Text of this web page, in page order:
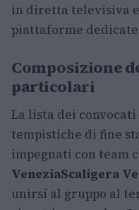
in diretta televisiva
piattaforme
Composizione
particolari
La lista dei
tempistiche di fine
impegnati con team
VeneziaScaligera
unirsi al gruppo al